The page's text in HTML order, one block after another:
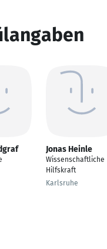
Jonas Heinle
Wissenschaftliche
Hilfskraft
Karlsruhe